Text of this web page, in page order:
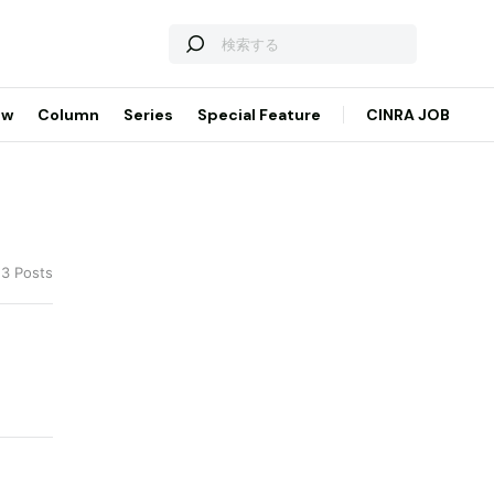
Column Series Special Feature CINRA JOB
Posts